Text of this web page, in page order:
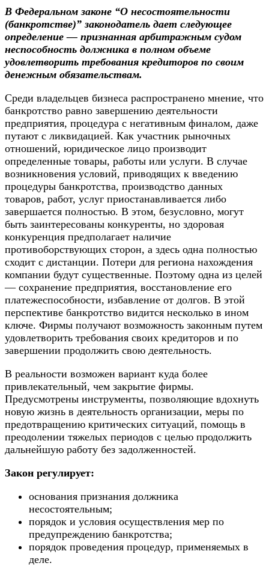
В Федеральном законе “О несостоятельности
(банкротстве)” законодатель дает следующее
определение — признанная арбитражным судом
неспособность должника в полном объеме
удовлетворить требования кредиторов по своим
денежным обязательствам.
Среди владельцев бизнеса распространено мнение, что
банкротство равно завершению деятельности
предприятия, процедура с негативным финалом, даже
путают с ликвидацией. Как участник рыночных
отношений, юридическое лицо производит
определенные товары, работы или услуги. В случае
возникновения условий, приводящих к введению
процедуры банкротства, производство данных
товаров, работ, услуг приостанавливается либо
завершается полностью. В этом, безусловно, могут
быть заинтересованы конкуренты, но здоровая
конкуренция предполагает наличие
противоборствующих сторон, а здесь одна полностью
сходит с дистанции. Потери для региона нахождения
компании будут существенные. Поэтому одна из целей
— сохранение предприятия, восстановление его
платежеспособности, избавление от долгов. В этой
перспективе банкротство видится несколько в ином
ключе. Фирмы получают возможность законным путем
удовлетворить требования своих кредиторов и по
завершении продолжить свою деятельность.
В реальности возможен вариант куда более
привлекательный, чем закрытие фирмы.
Предусмотрены инструменты, позволяющие вдохнуть
новую жизнь в деятельность организации, меры по
предотвращению критических ситуаций, помощь в
преодолении тяжелых периодов с целью продолжить
дальнейшую работу без задолженностей.
Закон регулирует:
основания признания должника
несостоятельным;
порядок и условия осуществления мер по
предупреждению банкротства;
порядок проведения процедур, применяемых в
деле.